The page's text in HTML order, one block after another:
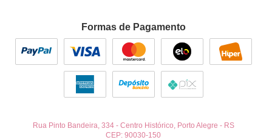
Formas de Pagamento
Rua Pinto Bandeira, 334- Centro Histórico, Porto Alegre - RS
CEP: 90030-150